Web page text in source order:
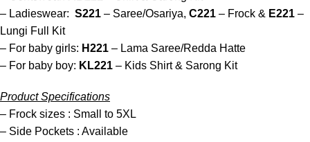
– Ladieswear: S221 – Saree/Osariya, C221 – Frock & E221 –
Lungi Full Kit
– For baby girls: H221 – Lama Saree/Redda Hatte
– For baby boy: KL221 – Kids Shirt & Sarong Kit
Product Specifications
– Frock sizes : Small to 5XL
– Side Pockets : Available